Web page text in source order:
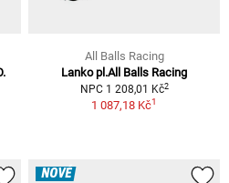
All Balls Racing
Lanko pl.All Balls Racing
NPC 1 208,01 Kč2
1 087,18 Kč1
NOVÉ